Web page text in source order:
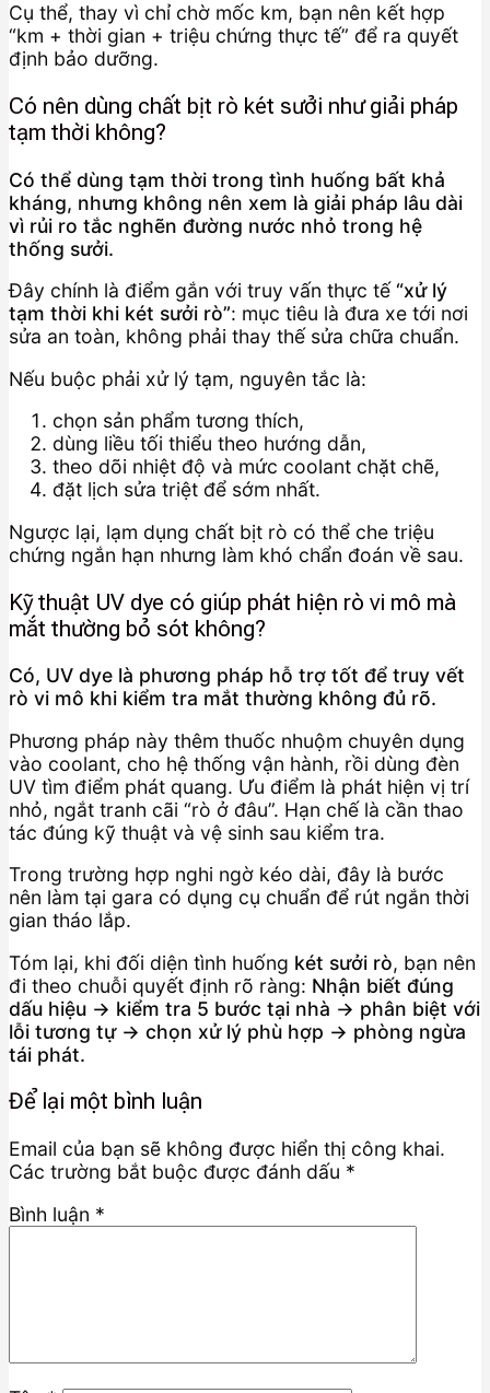
Cụ thể, thay vì chỉ chờ mốc km, bạn nên kết hợp
“km + thời gian + triệu chứng thực tế” để ra quyết
định bảo dưỡng.
Có nên dùng chất bịt rò két sưởi như giải pháp
tạm thời không?
Có thể dùng tạm thời trong tình huống bất khả
kháng, nhưng không nên xem là giải pháp lâu dài
vì rủi ro tắc nghẽn đường nước nhỏ trong hệ
thống sưởi.
Đây chính là điểm gắn với truy vấn thực tế “xử lý
tạm thời khi két sưởi rò”: mục tiêu là đưa xe tới nơi
sửa an toàn, không phải thay thế sửa chữa chuẩn.
Nếu buộc phải xử lý tạm, nguyên tắc là:
chọn sản phẩm tương thích,
dùng liều tối thiểu theo hướng dẫn,
theo dõi nhiệt độ và mức coolant chặt chẽ,
đặt lịch sửa triệt để sớm nhất.
Ngược lại, lạm dụng chất bịt rò có thể che triệu
chứng ngắn hạn nhưng làm khó chẩn đoán về sau.
Kỹ thuật UV dye có giúp phát hiện rò vi mô mà
mắt thường bỏ sót không?
Có, UV dye là phương pháp hỗ trợ tốt để truy vết
rò vi mô khi kiểm tra mắt thường không đủ rõ.
Phương pháp này thêm thuốc nhuộm chuyên dụng
vào coolant, cho hệ thống vận hành, rồi dùng đèn
UV tìm điểm phát quang. Ưu điểm là phát hiện vị trí
nhỏ, ngắt tranh cãi “rò ở đâu”. Hạn chế là cần thao
tác đúng kỹ thuật và vệ sinh sau kiểm tra.
Trong trường hợp nghi ngờ kéo dài, đây là bước
nên làm tại gara có dụng cụ chuẩn để rút ngắn thời
gian tháo lắp.
Tóm lại, khi đối diện tình huống két sưởi rò, bạn nên
đi theo chuỗi quyết định rõ ràng: Nhận biết đúng
dấu hiệu → kiểm tra 5 bước tại nhà → phân biệt với
lỗi tương tự → chọn xử lý phù hợp → phòng ngừa
tái phát.
Để lại một bình luận
Email của bạn sẽ không được hiển thị công khai.
Các trường bắt buộc được đánh dấu *
Bình luận *